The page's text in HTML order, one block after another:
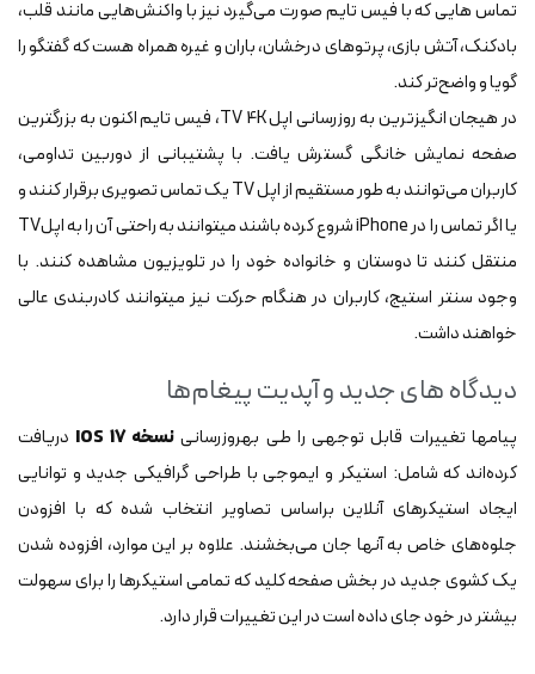
تماس‎ هایی که با فیس تایم صورت می‌گیرد نیز با واکنش‎‌هایی مانند قلب،
بادکنک، آتش‎ بازی، پرتوهای درخشان، باران و غیره همراه هست که گفتگو را
گویا و واضح‌تر کند.
در ‎هیجان ‎انگیزترین به‎ روزرسانی اپل TV 4K، فیس تایم اکنون به بزرگترین
صفحه نمایش خانگی گسترش یافت. با پشتیبانی از دوربین تداومی،
کاربران می‌توانند به طور مستقیم از اپل TV یک تماس تصویری برقرار کنند و
یا اگر تماس را در iPhone شروع کرده باشند می‎توانند به راحتی آن را به اپلTV
منتقل کنند تا دوستان و خانواده خود را در تلویزیون مشاهده کنند. با
وجود سنتر استیج، کاربران در هنگام حرکت نیز می‎توانند کادربندی عالی
خواهند داشت.
دیدگاه های جدید و آپدیت پیغام‌ها
پیام‎ها تغییرات قابل توجهی را طی به‎روزرسانی نسخه IOS 17
دریافت
کرده‌اند که شامل: استیکر و ایموجی‎ با طراحی گرافیکی جدید و توانایی
ایجاد استیکرهای آنلاین براساس تصاویر انتخاب شده که با افزودن
جلوه‌‎های خاص به آنها جان می‌بخشند. علاوه بر این موارد، افزوده شدن
یک کشوی جدید در بخش صفحه ‎کلید که تمامی استیکرها را برای سهولت
بیشتر در خود جای داده است در این تغییرات قرار دارد.